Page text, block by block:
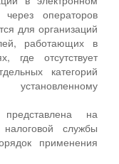
операторов
для организаций
работающих в
где отсутствует
категорий
на
службы
применения